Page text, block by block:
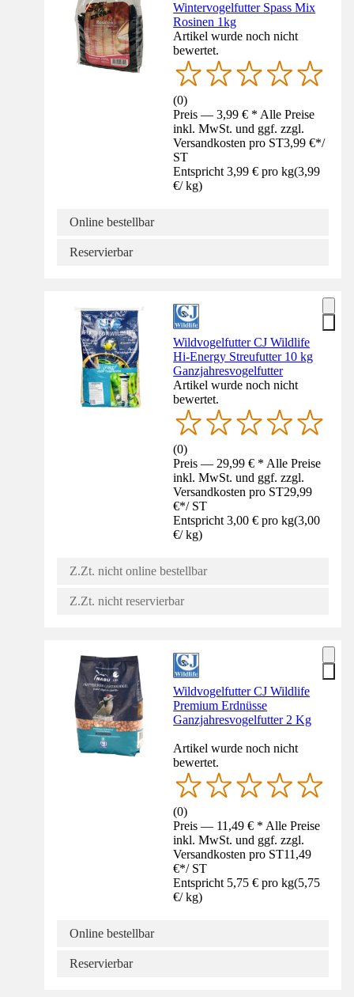
Wintervogelfutter Spass Mix
Rosinen 1kg
Artikel wurde noch nicht
bewertet.
(0)
Preis — 3,99 € * Alle Preise
inkl. MwSt. und ggf. zzgl.
Versandkosten pro ST3,99 €*/
ST
Entspricht 3,99 € pro kg(3,99
€/ kg)
Online bestellbar
Reservierbar
Wildvogelfutter CJ Wildlife
Hi-Energy Streufutter 10 kg
Ganzjahresvogelfutter
Artikel wurde noch nicht
bewertet.
(0)
Preis — 29,99 € * Alle Preise
inkl. MwSt. und ggf. zzgl.
Versandkosten pro ST29,99
€*/ ST
Entspricht 3,00 € pro kg(3,00
€/ kg)
Z.Zt. nicht online bestellbar
Z.Zt. nicht reservierbar
Wildvogelfutter CJ Wildlife
Premium Erdnüsse
Ganzjahresvogelfutter 2 Kg
Artikel wurde noch nicht
bewertet.
(0)
Preis — 11,49 € * Alle Preise
inkl. MwSt. und ggf. zzgl.
Versandkosten pro ST11,49
€*/ ST
Entspricht 5,75 € pro kg(5,75
€/ kg)
Online bestellbar
Reservierbar